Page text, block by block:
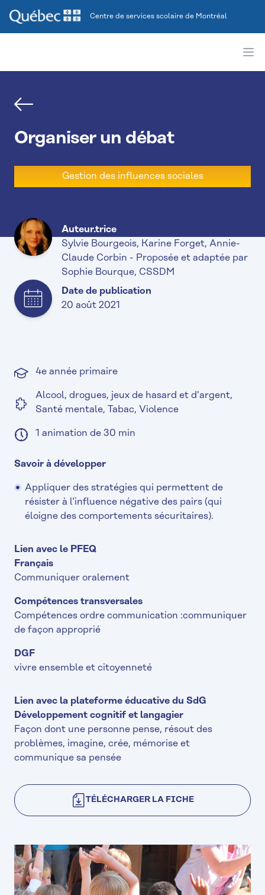
Centre de services scolaire de Montréal
Organiser un débat
Gauche
Gestion des influences sociales
Auteur.trice
Sylvie Bourgeois, Karine Forget, Annie-
Claude Corbin - Proposée et adaptée par
Sophie Bourque, CSSDM
Date de publication
20 août 2021
4e année primaire
Alcool, drogues, jeux de hasard et d'argent,
Santé mentale, Tabac, Violence
1 animation de 30 min
Savoir à développer
Appliquer des stratégies qui permettent de
résister à l’influence négative des pairs (qui
éloigne des comportements sécuritaires).
Lien avec le PFEQ
Français
Communiquer oralement
Compétences transversales
Compétences ordre communication :communiquer
de façon approprié
DGF
vivre ensemble et citoyenneté
Lien avec la plateforme éducative du SdG
Développement cognitif et langagier
Façon dont une personne pense, résout des
problèmes, imagine, crée, mémorise et
communique sa pensée
TÉLÉCHARGER LA FICHE